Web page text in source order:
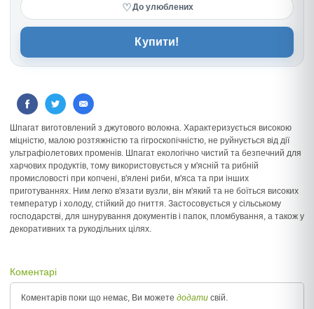
♡До улюблених
Купити!
Шпагат виготовлений з джутового волокна. Характеризується високою
міцністю, малою розтяжністю та гігроскопічністю, не руйнується від дії
ультрафіолетових променів. Шпагат екологічно чистий та безпечний для
харчових продуктів, тому використовується у м'ясній та рибній
промисловості при копчені, в'ялені риби, м'яса та при інших
приготуваннях. Ним легко в'язати вузли, він м'який та не боїться високих
температур і холоду, стійкий до гниття. Застосовується у сільському
господарстві, для шнурування документів і папок, пломбування, а також у
декоративних та рукодільних цілях.
Коментарі
Коментарів поки що немає, Ви можете додати свій.